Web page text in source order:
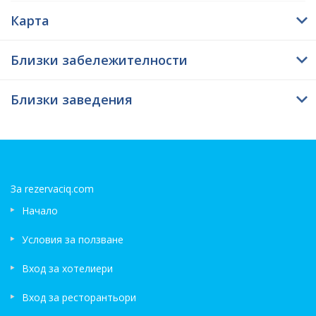
Всеки, който посещава Троян, обезателно трябва да разгледа
духовността и вярата на българите от векове и се е превърнал в едно
наистина свещено място.
Карта
Близки забележителности
Близки заведения
За rezervaciq.com
Начало
Условия за ползване
Вход за хотелиери
Вход за ресторантьори